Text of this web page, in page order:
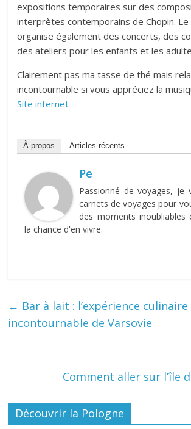
expositions temporaires sur des
interprètes contemporains de Chopin. Le
organise également des concerts, des
des ateliers pour les enfants et les
Clairement pas ma tasse de thé mais
incontournable si vous appréciez la
Site internet
À propos Articles récents
Pe
Passionné de voyages, je
carnets de voyages pour
des moments inoubliables
la chance d'en vivre.
← Bar à lait : l’expérience culinaire
incontournable de Varsovie
Comment aller sur l’île
Découvrir la Pologne